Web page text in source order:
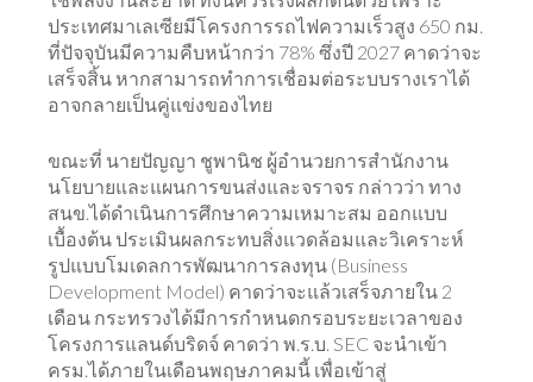
ประเทศมาเลเซียมีโครงการรถไฟความเร็วสูง 650 กม.
ที่ปัจจุบันมีความคืบหน้ากว่า 78% ซึ่งปี 2027 คาดว่าจะ
เสร็จสิ้น หากสามารถทำการเชื่อมต่อระบบรางเราได้
อาจกลายเป็นคู่แข่งของไทย
ขณะที่ นายปัญญา ชูพานิช ผู้อำนวยการสำนักงาน
นโยบายและแผนการขนส่งและจราจร กล่าวว่า ทาง
สนข.ได้ดำเนินการศึกษาความเหมาะสม ออกแบบ
เบื้องต้น ประเมินผลกระทบสิ่งแวดล้อมและวิเคราะห์
รูปแบบโมเดลการพัฒนาการลงทุน (Business
Development Model) คาดว่าจะแล้วเสร็จภายใน 2
เดือน กระทรวงได้มีการกำหนดกรอบระยะเวลาของ
โครงการแลนด์บริดจ์ คาดว่า พ.ร.บ. SEC จะนำเข้า
ครม.ได้ภายในเดือนพฤษภาคมนี้ เพื่อเข้าสู่